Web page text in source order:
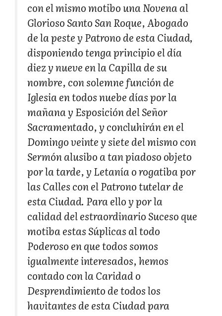
con el mismo motibo una Novena al
Glorioso Santo San Roque, Abogado
de la peste y Patrono de esta Ciudad,
disponiendo tenga principio el día
diez y nueve en la Capilla de su
nombre, con solemne función de
Iglesia en todos nuebe días por la
mañana y Esposición del Señor
Sacramentado, y concluhirán en el
Domingo veinte y siete del mismo con
Sermón alusibo a tan piadoso objeto
por la tarde, y Letanía o rogatiba por
las Calles con el Patrono tutelar de
esta Ciudad. Para ello y por la
calidad del estraordinario Suceso que
motiba estas Súplicas al todo
Poderoso en que todos somos
igualmente interesados, hemos
contado con la Caridad o
Desprendimiento de todos los
havitantes de esta Ciudad para